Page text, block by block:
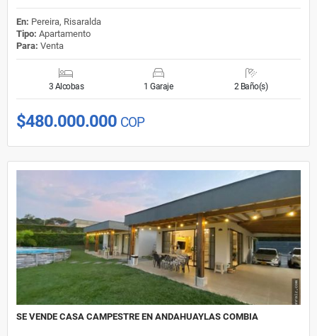
En: Pereira, Risaralda
Tipo: Apartamento
Para: Venta
3 Alcobas 1 Garaje 2 Baño(s)
$480.000.000 COP
SE VENDE CASA CAMPESTRE EN ANDAHUAYLAS COMBIA